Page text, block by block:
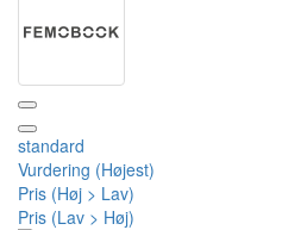
standard
Vurdering (Højest)
Pris (Høj > Lav)
Pris (Lav > Høj)